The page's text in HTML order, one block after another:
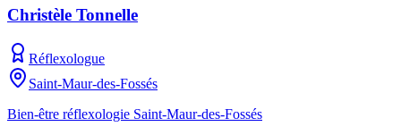
Christèle Tonnelle
Réflexologue
Saint-Maur-des-Fossés
Bien-être réflexologie Saint-Maur-des-Fossés